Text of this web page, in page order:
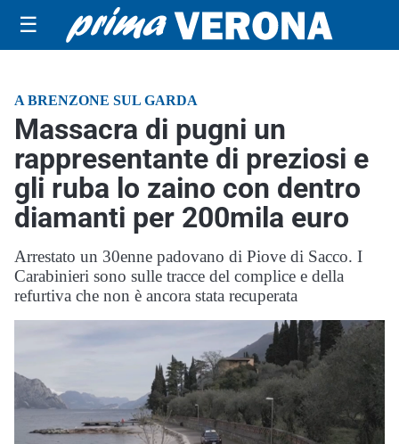
☰
A BRENZONE SUL GARDA
Massacra di pugni un
rappresentante di preziosi e
gli ruba lo zaino con dentro
diamanti per 200mila euro
Arrestato un 30enne padovano di Piove di Sacco. I
Carabinieri sono sulle tracce del complice e della
refurtiva che non è ancora stata recuperata